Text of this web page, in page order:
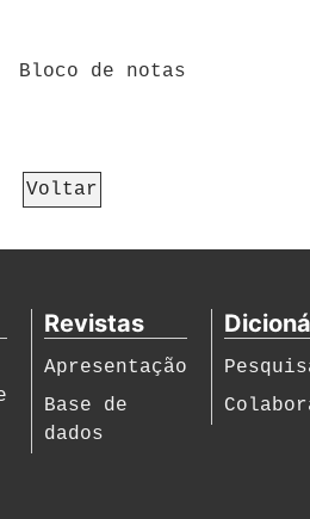
Bloco de notas
Voltar
Revistas
Apresentação
Base de
dados